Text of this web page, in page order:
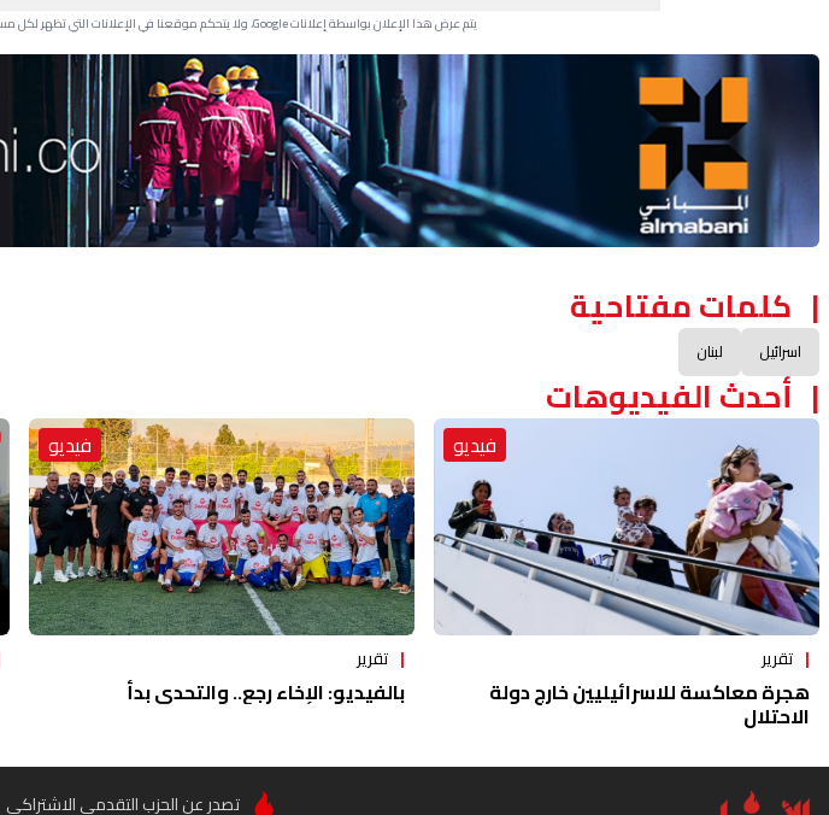
يتم عرض هذا الإعلان بواسطة إعلانات Google، ولا يتحكم موقعنا في الإعلانات التي تظهر لكل مستخدم.
Advertisement Section
كلمات مفتاحية
اسرائيل لبنان
أحدث الفيديوهات
فيديو
تقرير
هجرة معاكسة للاسرائيليين خارج دولة
الاحتلال
فيديو
تقرير
بالفيديو: الإخاء رجع.. والتحدي بدأ
تصدر عن الحزب التقدمي الاشتراكي